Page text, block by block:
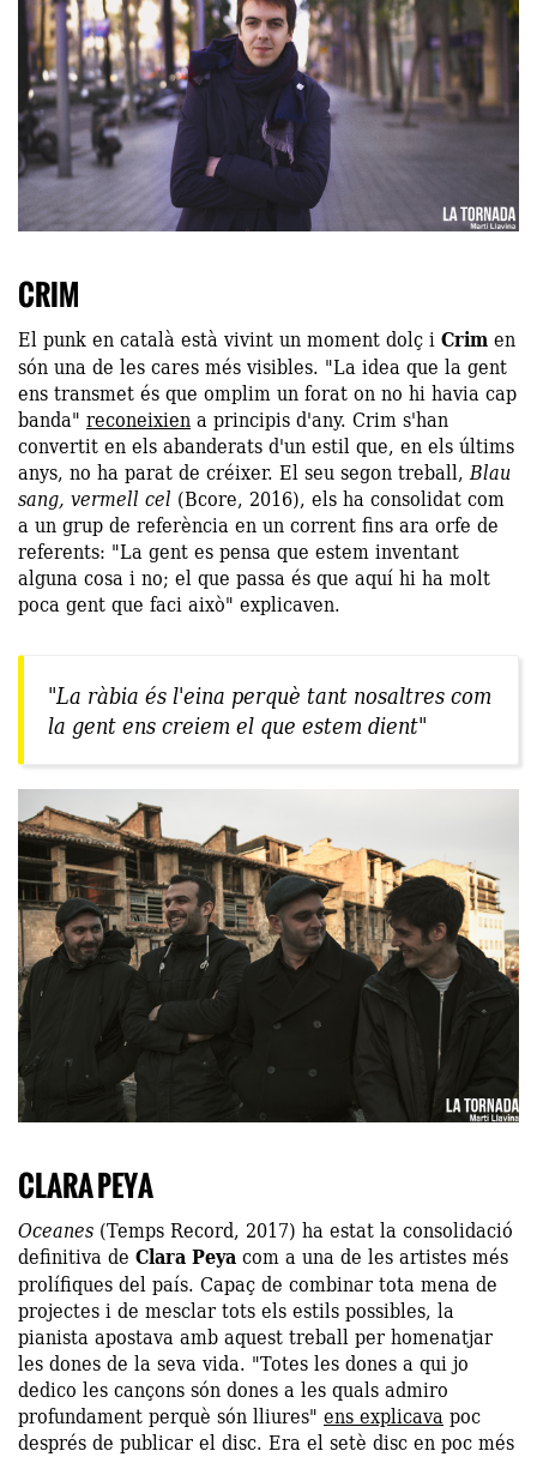
CRIM
El punk en català està vivint un moment dolç iCrimen
són una de les cares més visibles. "La idea que la gent
ens transmet és que omplim un forat on no hi havia cap
banda" reconeixiena principis d'any. Crim s'han
convertit en els abanderats d'un estil que, en els últims
anys, no ha parat de créixer. El seu segon treball,Blau
sang, vermell cel (Bcore, 2016), els ha consolidat com
a un grup de referència en un corrent fins ara orfe de
referents: "La gent es pensa que estem inventant
alguna cosa i no; el que passa és que aquí hi ha molt
poca gent que faci això" explicaven.
"La ràbia és l'eina perquè tant nosaltres com
la gent ens creiem el que estem dient"
CLARA PEYA
Oceanes (Temps Record, 2017) ha estat la consolidació
definitiva de Clara Peyacom a una de les artistes més
prolífiques del país. Capaç de combinar tota mena de
projectes i de mesclar tots els estils possibles, la
pianista apostava amb aquest treball per homenatjar
les dones de la seva vida. "Totes les dones a qui jo
dedico les cançons són dones a les quals admiro
profundament perquè són lliures" ens explicavapoc
després de publicar el disc. Era el setè disc en poc més